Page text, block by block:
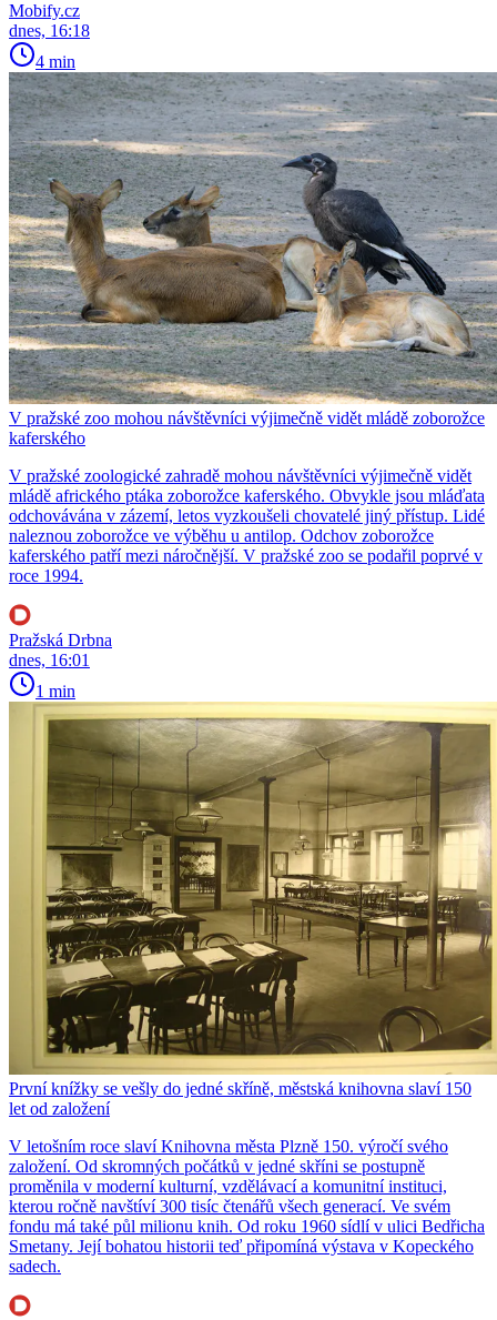
Mobify.cz
dnes, 16:18
4 min
V pražské zoo mohou návštěvníci výjimečně vidět mládě zoborožce
kaferského
V pražské zoologické zahradě mohou návštěvníci výjimečně vidět
mládě afrického ptáka zoborožce kaferského. Obvykle jsou mláďata
odchovávána v zázemí, letos vyzkoušeli chovatelé jiný přístup. Lidé
naleznou zoborožce ve výběhu u antilop. Odchov zoborožce
kaferského patří mezi náročnější. V pražské zoo se podařil poprvé v
roce 1994.
Pražská Drbna
dnes, 16:01
1 min
První knížky se vešly do jedné skříně, městská knihovna slaví 150
let od založení
V letošním roce slaví Knihovna města Plzně 150. výročí svého
založení. Od skromných počátků v jedné skříni se postupně
proměnila v moderní kulturní, vzdělávací a komunitní instituci,
kterou ročně navštíví 300 tisíc čtenářů všech generací. Ve svém
fondu má také půl milionu knih. Od roku 1960 sídlí v ulici Bedřicha
Smetany. Její bohatou historii teď připomíná výstava v Kopeckého
sadech.